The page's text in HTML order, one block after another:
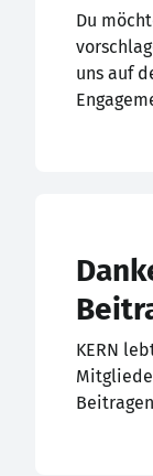
Du
uns auf
KERN